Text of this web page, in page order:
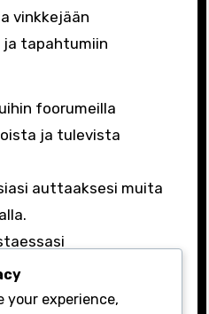
vinkkejään
tapahtumiin
foorumeilla
ja tulevista
auttaaksesi muita
ei ehkä korosteta
your experience,